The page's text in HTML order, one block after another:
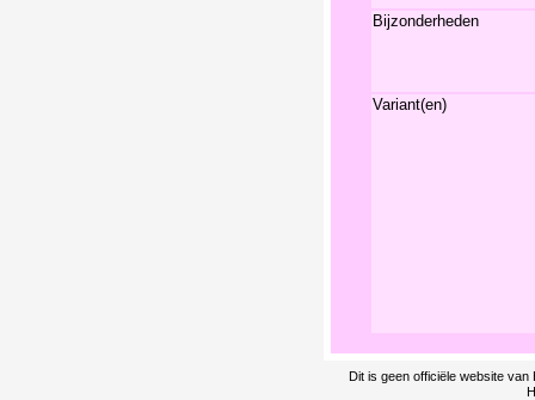
Bijzonderheden
Variant(en)
Dit is geen officiële website